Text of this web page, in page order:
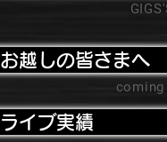
越しの皆さまへ
イブ実績